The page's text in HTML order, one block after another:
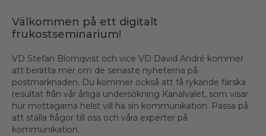
Välkommen på ett digitalt
frukostseminarium!
VD Stefan Blomqvist och vice VD David André kommer
att berätta mer om de senaste nyheterna på
postmarknaden. Du kommer också att få rykande färska
resultat från vår årliga undersökning Kanalvalet, som visar
hur mottagarna helst vill ha sin kommunikation. Passa på
att ställa frågor till oss och våra experter på
kommunikation.